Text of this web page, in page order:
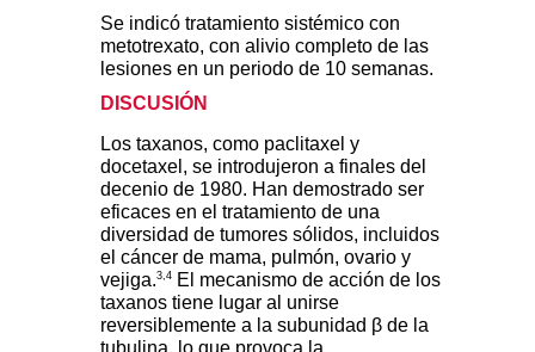
Se indicó tratamiento sistémico con
metotrexato, con alivio completo de las
lesiones en un periodo de 10 semanas.
DISCUSIÓN
Los taxanos, como paclitaxel y
docetaxel, se introdujeron a finales del
decenio de 1980. Han demostrado ser
eficaces en el tratamiento de una
diversidad de tumores sólidos, incluidos
el cáncer de mama, pulmón, ovario y
vejiga.3,4 El mecanismo de acción de los
taxanos tiene lugar al unirse
reversiblemente a la subunidad β de la
tubulina, lo que provoca la